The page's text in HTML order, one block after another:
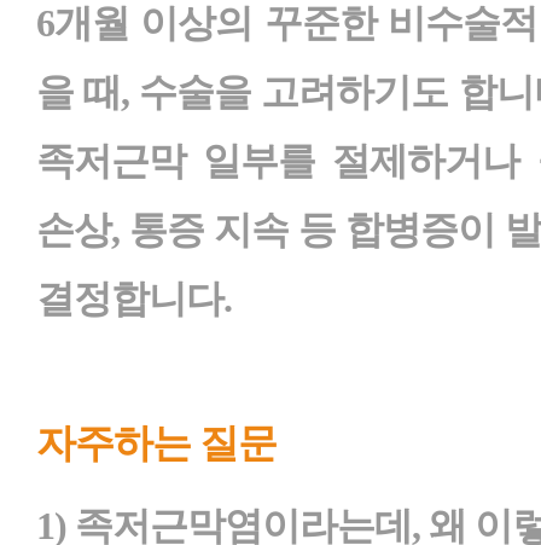
6개월 이상의 꾸준한 비수술
을 때, 수술을 고려하기도 합
족저근막 일부를 절제하거
손상, 통증 지속 등 합병증이
결정합니다.
자주하는 질문
1) 족저근막염이라는데, 왜 이